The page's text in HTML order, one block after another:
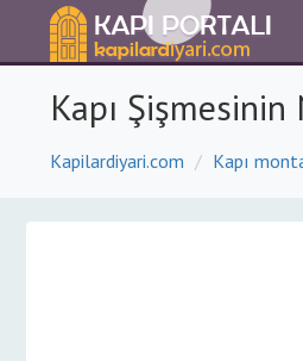
Kapı Şişmesinin
Kapilardiyari.com Kapı